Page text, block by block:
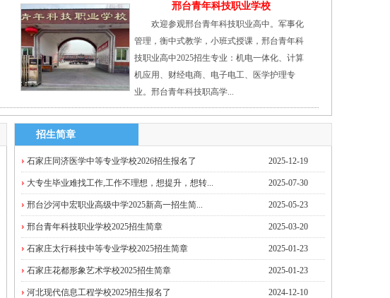
邢台青年科技职业学校
欢迎参观邢台青年科技职业高中。军事化
管理，衡中式教学，小班式授课，邢台青年科
技职业高中2025招生专业：机电一体化、计算
机应用、财经电商、电子电工、医学护理专
业。邢台青年科技职高学...
招生简章
石家庄同济医学中等专业学校2026招生报名了 2025-12-19
大专生毕业难找工作,工作不理想，想提升，想转... 2025-07-30
邢台沙河中宏职业高级中学2025新高一招生简... 2025-05-23
邢台青年科技职业学校2025招生简章 2025-03-20
石家庄太行科技中等专业学校2025招生简章 2025-01-23
石家庄花都形象艺术学校2025招生简章 2025-01-23
河北现代信息工程学校2025招生报名了 2024-12-10